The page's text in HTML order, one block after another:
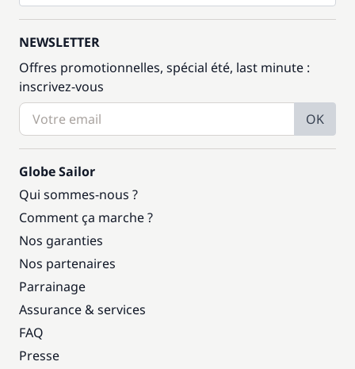
NEWSLETTER
Offres promotionnelles, spécial été, last minute :
inscrivez-vous
OK
Globe Sailor
Qui sommes-nous ?
Comment ça marche ?
Nos garanties
Nos partenaires
Parrainage
Assurance & services
FAQ
Presse